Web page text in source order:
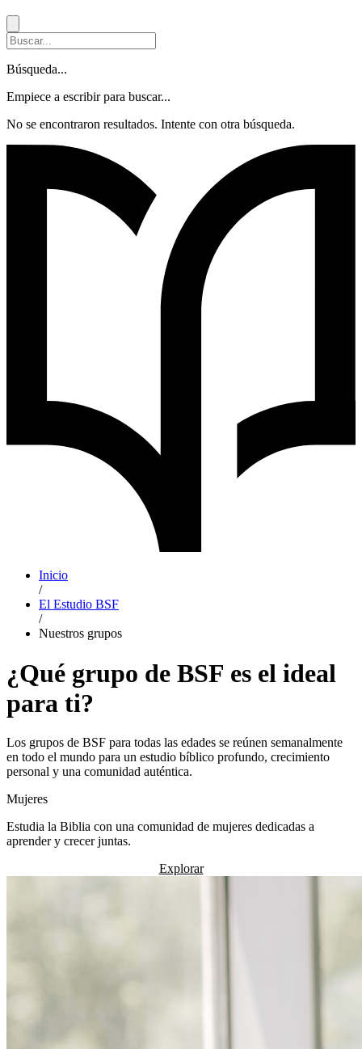
Búsqueda...
Empiece a escribir para buscar...
No se encontraron resultados. Intente con otra búsqueda.
Inicio
/
El Estudio BSF
/
Nuestros grupos
¿Qué grupo de BSF es el ideal
para ti?
Los grupos de BSF para todas las edades se reúnen semanalmente
en todo el mundo para un estudio bíblico profundo, crecimiento
personal y una comunidad auténtica.
Mujeres
Estudia la Biblia con una comunidad de mujeres dedicadas a
aprender y crecer juntas.
Explorar